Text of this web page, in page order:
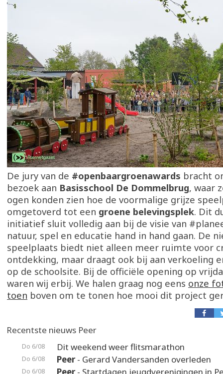
De jury van de #openbaargroenawards bracht
bezoek aan Basisschool De Dommelbrug, waar
ogen konden zien hoe de voormalige grijze
omgetoverd tot een groene belevingsplek. Dit
initiatief sluit volledig aan bij de visie van
natuur, spel en educatie hand in hand gaan. De
speelplaats biedt niet alleen meer ruimte voor
ontdekking, maar draagt ook bij aan verkoeling
op de schoolsite. Bij de officiële opening op
waren wij erbij. We halen graag nog eens onze
toen boven om te tonen hoe mooi dit project
Recentste nieuws Peer
Do 6/08 Dit weekend weer flitsmarathon
Do 6/08 Peer- Gerard Vandersanden overleden
Do 6/08